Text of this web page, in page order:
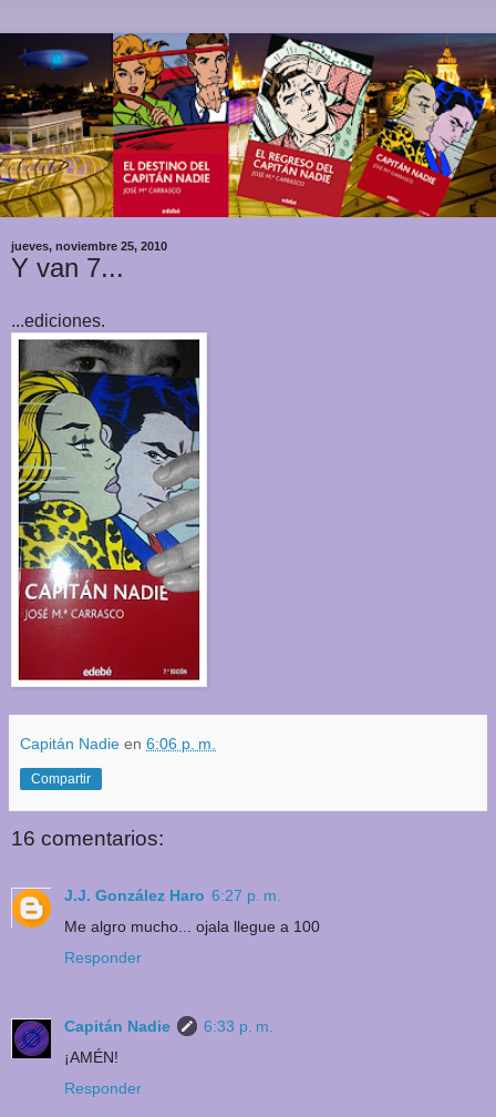
jueves, noviembre 25, 2010
Y van 7...
...ediciones.
Capitán Nadie en 6:06 p. m.
Compartir
16 comentarios:
J.J. González Haro 6:27 p. m.
Me algro mucho... ojala llegue a 100
Responder
Capitán Nadie
6:33 p. m.
¡AMÉN!
Responder